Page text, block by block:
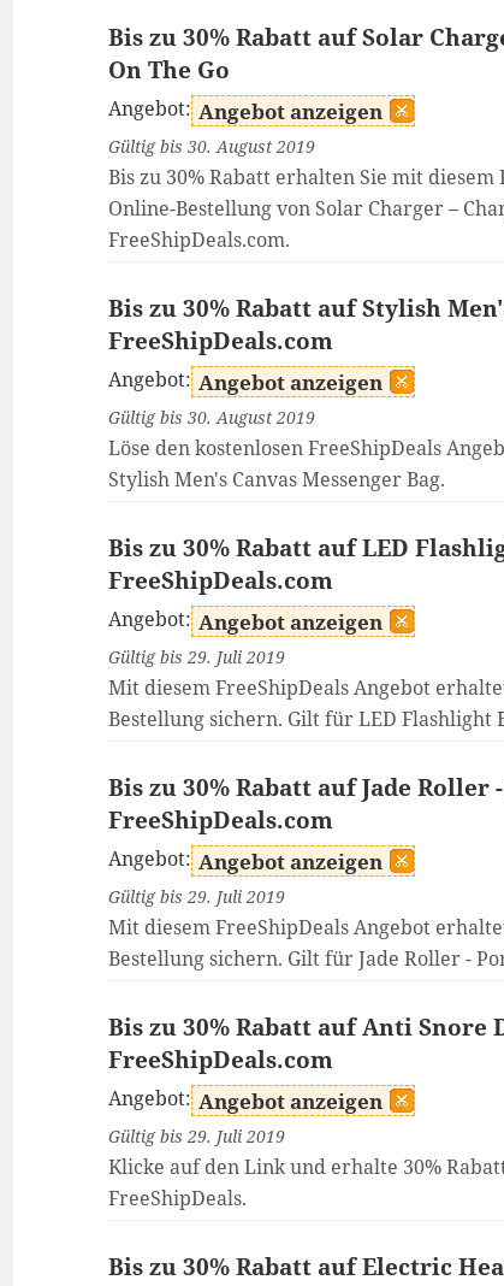
Bis zu 30% Rabatt auf Solar
On The Go
Angebot: Angebot anzeigen
Gültig bis 30. August 2019
Bis zu 30% Rabatt erhalten Sie mit
Online-Bestellung von Solar Charger –
FreeShipDeals.com.
Bis zu 30% Rabatt auf Stylish
FreeShipDeals.com
Angebot: Angebot anzeigen
Gültig bis 30. August 2019
Löse den kostenlosen FreeShipDeals
Stylish Men's Canvas Messenger Bag.
Bis zu 30% Rabatt auf LED
FreeShipDeals.com
Angebot: Angebot anzeigen
Gültig bis 29. Juli 2019
Mit diesem FreeShipDeals Angebot
Bestellung sichern. Gilt für LED Flashlight
Bis zu 30% Rabatt auf Jade
FreeShipDeals.com
Angebot: Angebot anzeigen
Gültig bis 29. Juli 2019
Mit diesem FreeShipDeals Angebot
Bestellung sichern. Gilt für Jade Roller -
Bis zu 30% Rabatt auf Anti Snore
FreeShipDeals.com
Angebot: Angebot anzeigen
Gültig bis 29. Juli 2019
Klicke auf den Link und erhalte 30%
FreeShipDeals.
Bis zu 30% Rabatt auf Electric